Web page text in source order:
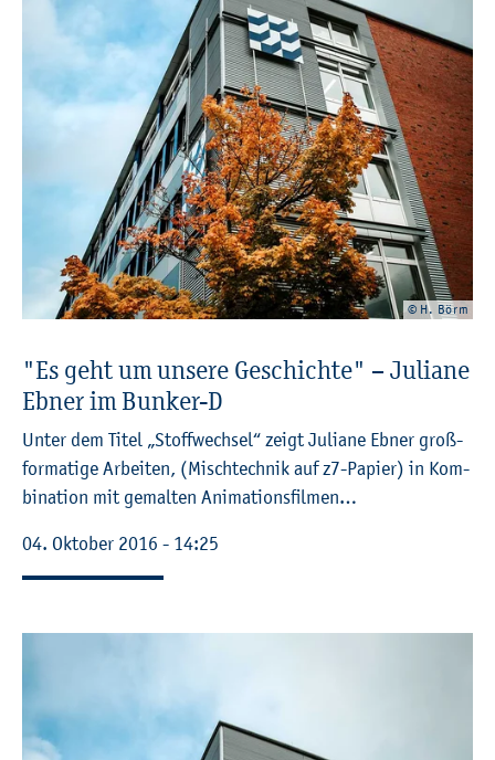
© H. Börm
"Es geht um un­se­re Ge­schich­te" – Ju­lia­ne
Ebner im Bun­ker-D
Unter dem Titel „Stoff­wech­sel“ zeigt Ju­lia­ne Ebner groß­
for­ma­ti­ge Ar­bei­ten, (Misch­tech­nik auf z7-Pa­pier) in Kom­
bi­na­ti­on mit ge­mal­ten Ani­ma­ti­ons­fil­men…
04. Ok­to­ber 2016 - 14:25